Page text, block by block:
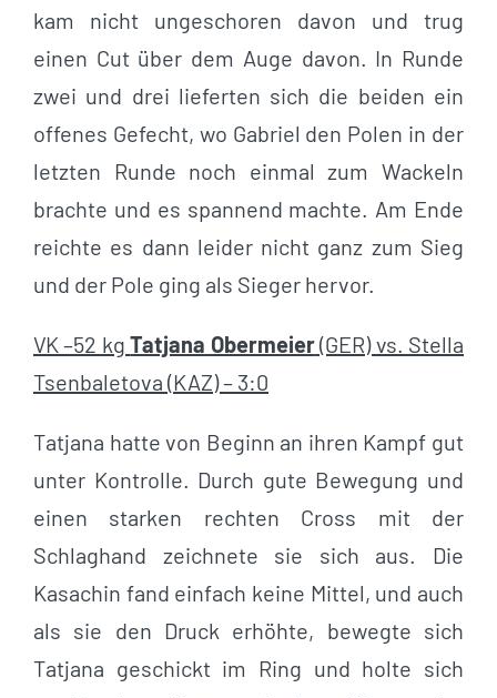
kam nicht ungeschoren davon und trug
einen Cut über dem Auge davon. In Runde
zwei und drei lieferten sich die beiden ein
offenes Gefecht, wo Gabriel den Polen in der
letzten Runde noch einmal zum Wackeln
brachte und es spannend machte. Am Ende
reichte es dann leider nicht ganz zum Sieg
und der Pole ging als Sieger hervor.
VK –52 kgTatjana Obermeier(GER) vs. Stella
Tsenbaletova (KAZ) – 3:0
Tatjana hatte von Beginn an ihren Kampf gut
unter Kontrolle. Durch gute Bewegung und
einen starken rechten Cross mit der
Schlaghand zeichnete sie sich aus. Die
Kasachin fand einfach keine Mittel, und auch
als sie den Druck erhöhte, bewegte sich
Tatjana geschickt im Ring und holte sich